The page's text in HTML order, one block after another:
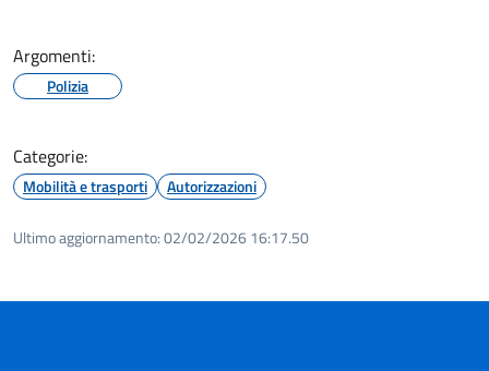
Argomenti:
Polizia
Categorie:
Mobilità e trasporti Autorizzazioni
Ultimo aggiornamento:02/02/2026 16:17.50